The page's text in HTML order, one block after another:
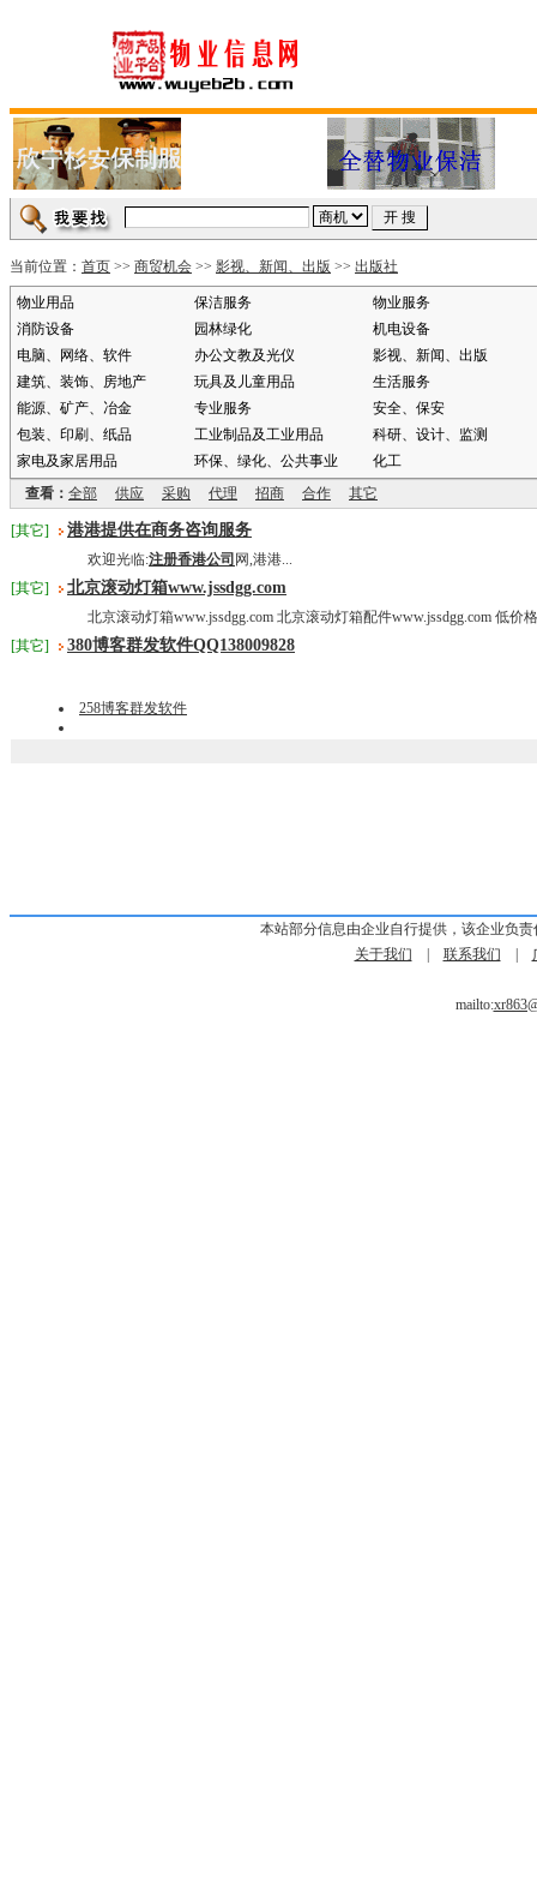
当前位置： 首页 >> 商贸机会 >> 影视、新闻、出版 >> 出版社
物业用品 保洁服务
物业服务
消防设备
园林绿化
机电设备
电脑、网络、软件
办公文教及光仪
影视、新闻、出版
建筑、装饰、房地产
玩具及儿童用品
生活服务
能源、矿产、冶金
专业服务
安全、保安
包装、印刷、纸品
工业制品及工业用品
科研、设计、监测
家电及家居用品
环保、绿化、公共事业
化工
查看： 全部 供应 采购 代理 招商 合作 其它
[其它] 港港提供在商务咨询服务
欢迎光临:注册香港公司 网,港港...
[其它]
北京滚动灯箱www.jssdgg.com
北京滚动灯箱www.jssdgg.com 北京滚动灯箱配件www.jssdgg.com 低价
[其它]
380博客群发软件QQ138009828
258博客群发软件
本站部分信息由企业自行提供，该企业负
关于我们
联系我们
mailto: